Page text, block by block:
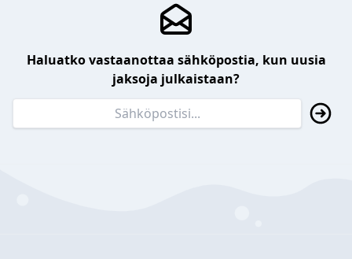
Haluatko vastaanottaa sähköpostia, kun uusia
jaksoja julkaistaan?